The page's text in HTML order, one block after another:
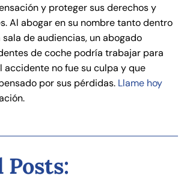
y proteger sus derechos y
Al abogar en su nombre tanto dentro
de audiencias, un abogado
de coche podría trabajar para
accidente no fue su culpa y que
por sus pérdidas. Llame hoy
Posts: